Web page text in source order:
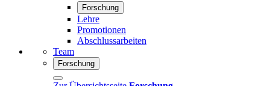
Forschung
Lehre
Promotionen
Abschlussarbeiten
Team
Forschung